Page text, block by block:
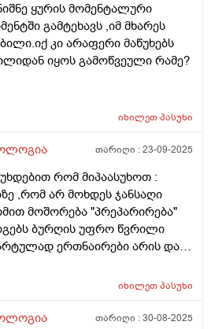
ყურის მომენტალური
გამტეხავს ,იმ მხარეს
კი არაფერი მაწუხებს
იყოს გამოწვეული რამე?
იხილეთპასუხი
თარიღი :23-09-2025
რომ მიპაასუხოთ :
,რომ არ მოხდეს ჯანსაღი
მოშორება "პრეპარირება"
ბურღის უფრო წვრილი
ერთნაირები არის და
სადაც რედგენზე ჩანს რომ
და მაინც უნდა მოხდეს
იხილეთპასუხი
თარიღი :30-08-2025